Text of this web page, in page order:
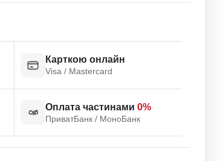
Карткою онлайн
Visa / Mastercard
Оплата частинами 0%
ПриватБанк / МоноБанк